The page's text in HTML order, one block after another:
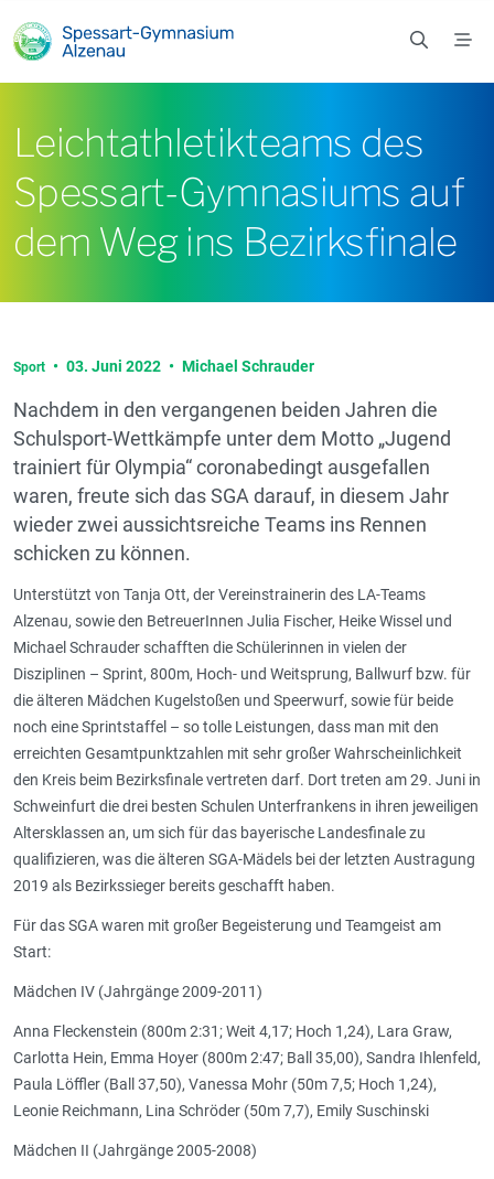
Leichtathletikteams des
Spessart-Gymnasiums auf
dem Weg ins Bezirksfinale
Sport • 03. Juni 2022 • Michael Schrauder
Nachdem in den vergangenen beiden Jahren die
Schulsport-Wettkämpfe unter dem Motto „Jugend
trainiert für Olympia“ coronabedingt ausgefallen
waren, freute sich das SGA darauf, in diesem Jahr
wieder zwei aussichtsreiche Teams ins Rennen
schicken zu können.
Unterstützt von Tanja Ott, der Vereinstrainerin des LA-Teams
Alzenau, sowie den BetreuerInnen Julia Fischer, Heike Wissel und
Michael Schrauder schafften die Schülerinnen in vielen der
Disziplinen – Sprint, 800m, Hoch- und Weitsprung, Ballwurf bzw. für
die älteren Mädchen Kugelstoßen und Speerwurf, sowie für beide
noch eine Sprintstaffel – so tolle Leistungen, dass man mit den
erreichten Gesamtpunktzahlen mit sehr großer Wahrscheinlichkeit
den Kreis beim Bezirksfinale vertreten darf. Dort treten am 29. Juni in
Schweinfurt die drei besten Schulen Unterfrankens in ihren jeweiligen
Altersklassen an, um sich für das bayerische Landesfinale zu
qualifizieren, was die älteren SGA-Mädels bei der letzten Austragung
2019 als Bezirkssieger bereits geschafft haben.
Für das SGA waren mit großer Begeisterung und Teamgeist am
Start:
Mädchen IV (Jahrgänge 2009-2011)
Anna Fleckenstein (800m 2:31; Weit 4,17; Hoch 1,24), Lara Graw,
Carlotta Hein, Emma Hoyer (800m 2:47; Ball 35,00), Sandra Ihlenfeld,
Paula Löffler (Ball 37,50), Vanessa Mohr (50m 7,5; Hoch 1,24),
Leonie Reichmann, Lina Schröder (50m 7,7), Emily Suschinski
Mädchen II (Jahrgänge 2005-2008)